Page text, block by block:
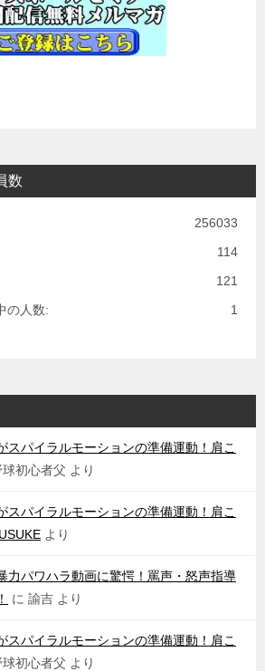
数
256033
114
121
1
の人数:
スパイラルモーションの準備運動！肩こ
球初心者父 より
スパイラルモーションの準備運動！肩こ
より
力パワハラ動画に驚愕！罵声・怒声指導
に 諭吉 より
スパイラルモーションの準備運動！肩こ
球初心者父 より